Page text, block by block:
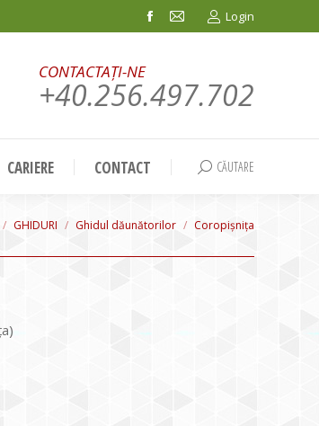
Facebook
in
window
Mail
in
window
Login
CONTACTAȚI-NE
+40.256.497.702
CARIERE CONTACT Search:
CĂUTARE
here:
GHIDURI Ghidul dăunătorilor Coropişniţa